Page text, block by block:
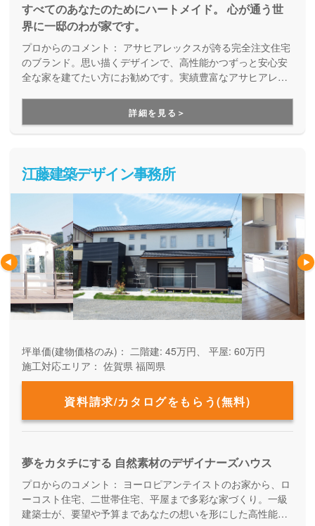
すべてのあなたのためにハートメイド。 心が通う世
界に一邸のわが家です。
プロからのコメント： アサヒアレックスが誇る完全注文住宅
のブランド。思い描くデザインで、高性能かつずっと安心安
全な家を建てたい方にお勧めです。実績豊富なアサヒアレッ
トしてくれる、わがままな家づくりが叶います。
詳細を見る＞
江藤建築デザイン事務所
坪単価(建物価格のみ)： 二階建: 45万円、 平屋: 60万円
施工対応エリア： 佐賀県 福岡県
資料請求/カタログをもらう(無料)
夢をカタチにする 自然素材のデザイナーズハウス
プロからのコメント： ヨーロピアンテイストのお家から、ロ
ーコスト住宅、二世帯住宅、平屋まで多彩な家づくり。一級
建築士が、要望や予算まであなたの想いを形にした高性能な